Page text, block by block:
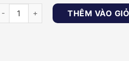
Remote điều khiển không dâyTHÊM VÀO GIỎ